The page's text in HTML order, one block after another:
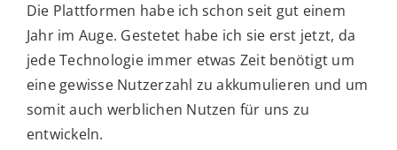
Die Plattformen habe ich schon seit gut einem
Jahr im Auge. Gestetet habe ich sie erst jetzt, da
jede Technologie immer etwas Zeit benötigt um
eine gewisse Nutzerzahl zu akkumulieren und um
somit auch werblichen Nutzen für uns zu
entwickeln.